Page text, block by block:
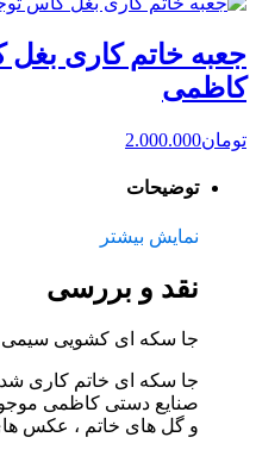
جعبه خاتم کاری
کاظمی
تومان2.000.000
توضیحات
نمایش بیشتر
نقد و بررسی
جا سکه ای کشویی
جا سکه ای خاتم کاری
صنایع دستی کاظمی
و گل های خاتم ، عکس